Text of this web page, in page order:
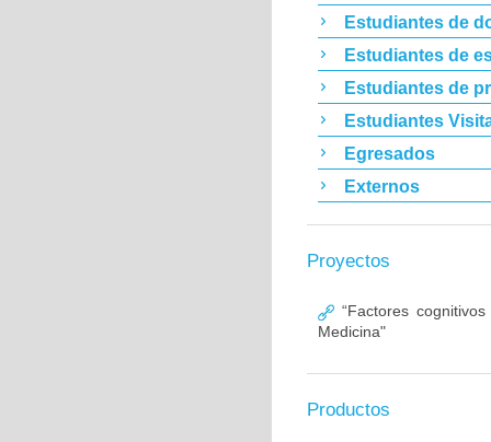
Estudiantes de
Estudiantes de
Estudiantes de
Estudiantes
Egresados
Externos
Proyectos
“Factores
Medicina"
Productos